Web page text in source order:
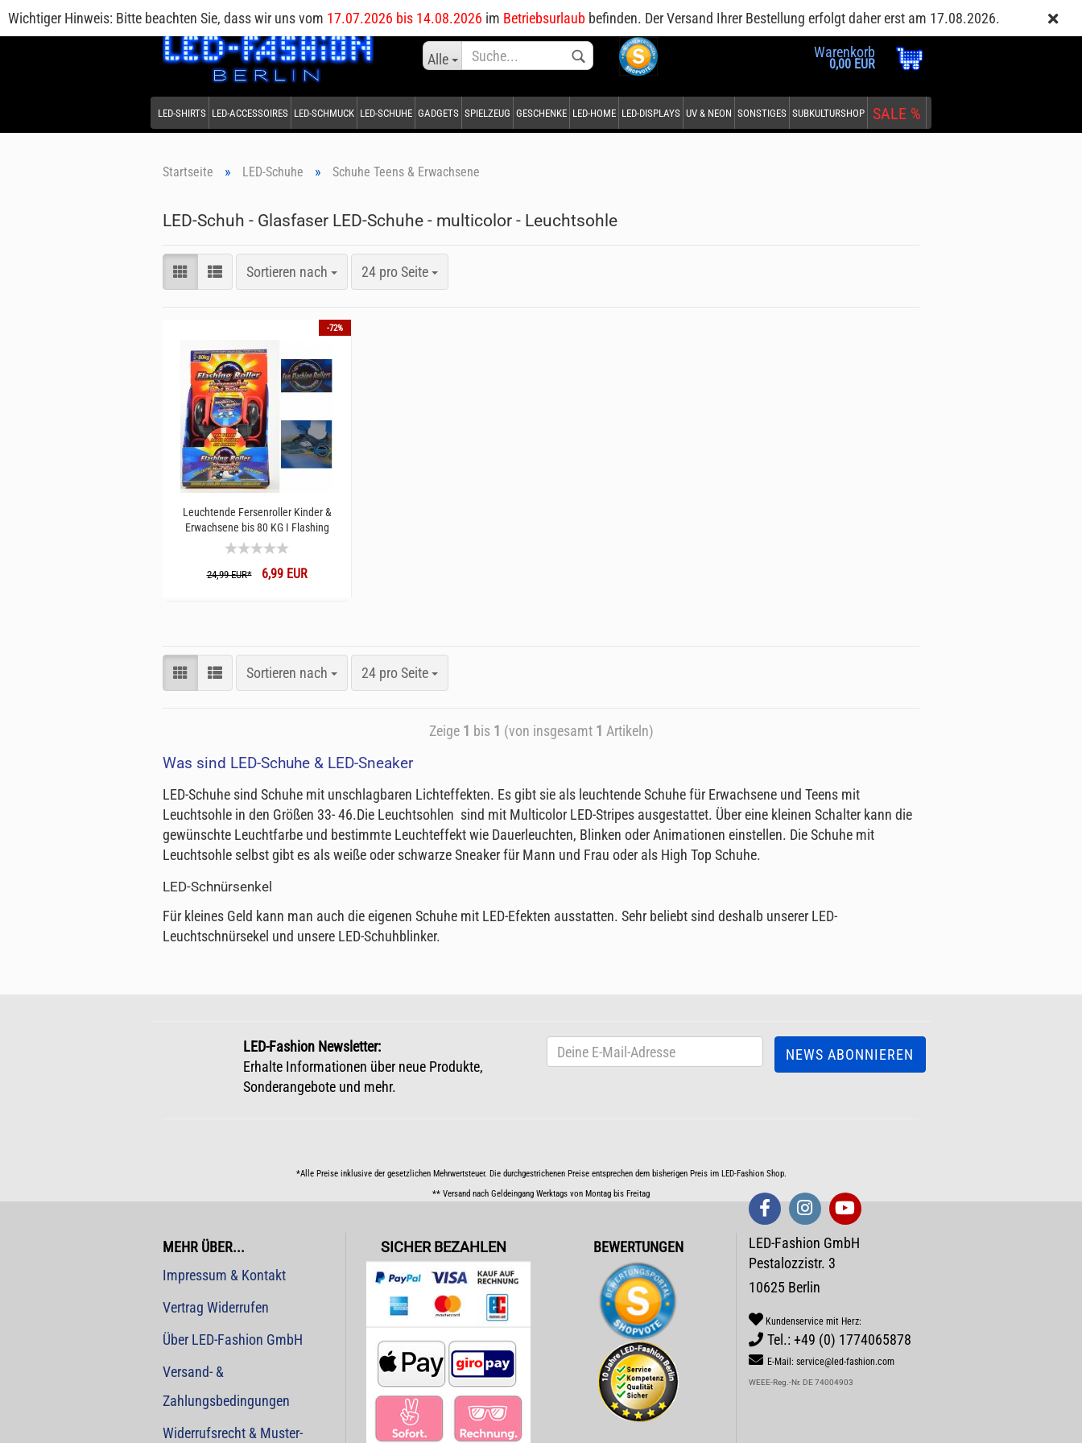
DE
Sprache auswählen
Lieferland
Kundenlogin Merkzettel
Alle Warenkorb
0,00 EUR
Wichtiger Hinweis: Bitte beachten Sie, dass wir uns vom 17.07.2026 bis 14.08.2026 im Betriebsurlaub befinden. Der Versand Ihrer Bestellung erfolgt daher erst am 17.08.2026.
LED-SHIRTS LED-ACCESSOIRES LED-SCHMUCK LED-SCHUHE GADGETS SPIELZEUG GESCHENKE LED-HOME LED-DISPLAYS UV & NEON SONSTIGES SUBKULTURSHOP SALE %
Startseite » LED-Schuhe » Schuhe Teens & Erwachsene
LED-Schuh - Glasfaser LED-Schuhe - multicolor - Leuchtsohle
Sortieren nach 24 pro Seite
-72%
Leuchtende Fersenroller Kinder &
Erwachsene bis 80 KG I Flashing
Rollers I LED Fersenroller I Schuhe
mit Rollen ausstatten
24,99 EUR*6,99 EUR
Sortieren nach 24 pro Seite
Zeige 1 bis 1 (von insgesamt 1 Artikeln)
Was sind LED-Schuhe & LED-Sneaker
LED-Schuhe sind Schuhe mit unschlagbaren Lichteffekten. Es gibt sie als leuchtende Schuhe für Erwachsene und Teens mit
Leuchtsohle in den Größen 33- 46.Die Leuchtsohlen sind mit Multicolor LED-Stripes ausgestattet. Über eine kleinen Schalter kann die
gewünschte Leuchtfarbe und bestimmte Leuchteffekt wie Dauerleuchten, Blinken oder Animationen einstellen. Die Schuhe mit
Leuchtsohle selbst gibt es als weiße oder schwarze Sneaker für Mann und Frau oder als High Top Schuhe.
LED-Schnürsenkel
Für kleines Geld kann man auch die eigenen Schuhe mit LED-Efekten ausstatten. Sehr beliebt sind deshalb unserer LED-
Leuchtschnürsekel und unsere LED-Schuhblinker.
LED-Fashion Newsletter:
Erhalte Informationen über neue Produkte,
Sonderangebote und mehr.
*Alle Preise inklusive der gesetzlichen Mehrwertsteuer. Die durchgestrichenen Preise entsprechen dem bisherigen Preis im LED-Fashion Shop.
** Versand nach Geldeingang Werktags von Montag bis Freitag
MEHR ÜBER...
Impressum & Kontakt
Vertrag Widerrufen
Über LED-Fashion GmbH
Versand- &
Zahlungsbedingungen
Widerrufsrecht & Muster-
SICHER BEZAHLEN BEWERTUNGEN
LED-Fashion GmbH
Pestalozzistr. 3
10625 Berlin
Kundenservice mit Herz:
Tel.: +49 (0) 1774065878
E-Mail: service@led-fashion.com
WEEE-Reg.-Nr. DE 74004903